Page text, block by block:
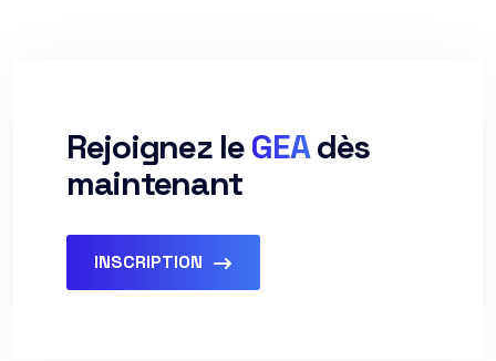
Rejoignez leGEAdès
maintenant
INSCRIPTION